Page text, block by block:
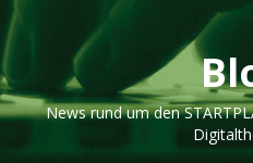
News rund um den